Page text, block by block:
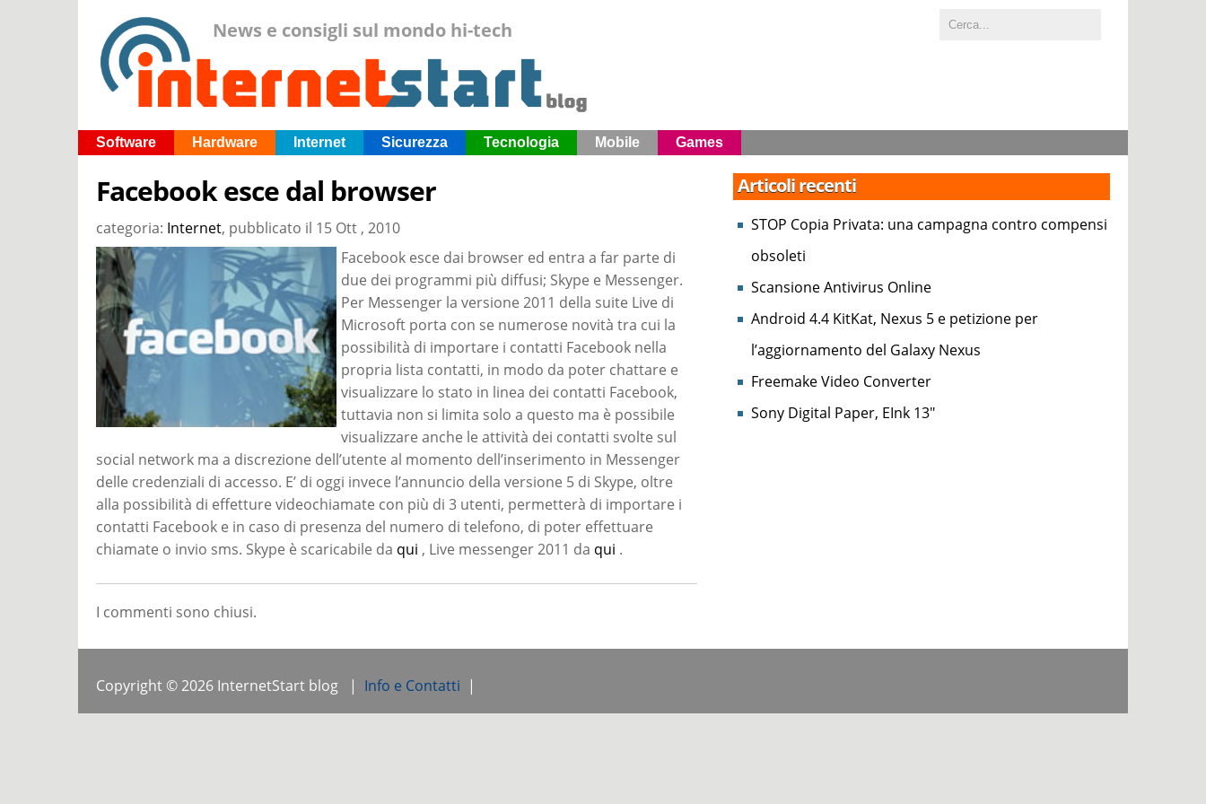
News e consigli sul mondo hi-tech
Software Hardware Internet Sicurezza Tecnologia Mobile Games
Facebook esce dal browser
categoria: Internet, pubblicato il 15 Ott , 2010
Facebook esce dai browser ed entra a far parte di
due dei programmi più diffusi; Skype e Messenger.
Per Messenger la versione 2011 della suite Live di
Microsoft porta con se numerose novità tra cui la
possibilità di importare i contatti Facebook nella
propria lista contatti, in modo da poter chattare e
visualizzare lo stato in linea dei contatti Facebook,
tuttavia non si limita solo a questo ma è possibile
visualizzare anche le attività dei contatti svolte sul
social network ma a discrezione dell’utente al momento dell’inserimento in Messenger
delle credenziali di accesso. E’ di oggi invece l’annuncio della versione 5 di Skype, oltre
alla possibilità di effetture videochiamate con più di 3 utenti, permetterà di importare i
contatti Facebook e in caso di presenza del numero di telefono, di poter effettuare
chiamate o invio sms. Skype è scaricabile da qui , Live messenger 2011 da qui .
I commenti sono chiusi.
Articoli recenti
STOP Copia Privata: una campagna contro compensi
obsoleti
Scansione Antivirus Online
Android 4.4 KitKat, Nexus 5 e petizione per
l’aggiornamento del Galaxy Nexus
Freemake Video Converter
Sony Digital Paper, EInk 13″
Copyright © 2026 InternetStart blog | Info e Contatti |